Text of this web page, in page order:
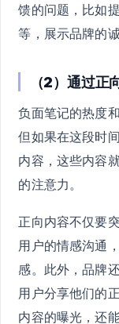
馈的问题，比如
等，展示品牌的
（2）通过正
负面笔记的热度
但如果在这段时
内容，这些内容
的注意力。
正向内容不仅要
用户的情感沟通
感。此外，品牌
用户分享他们的
内容的曝光，还